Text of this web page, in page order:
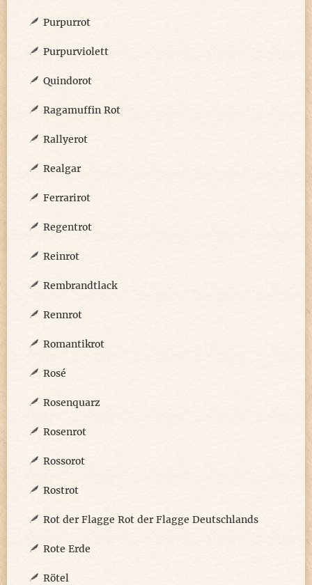
Purpurrot
Purpurviolett
Quindorot
Ragamuffin Rot
Rallyerot
Realgar
Ferrarirot
Regentrot
Reinrot
Rembrandtlack
Rennrot
Romantikrot
Rosé
Rosenquarz
Rosenrot
Rossorot
Rostrot
Rot der Flagge Rot der Flagge Deutschlands
Rote Erde
Rötel